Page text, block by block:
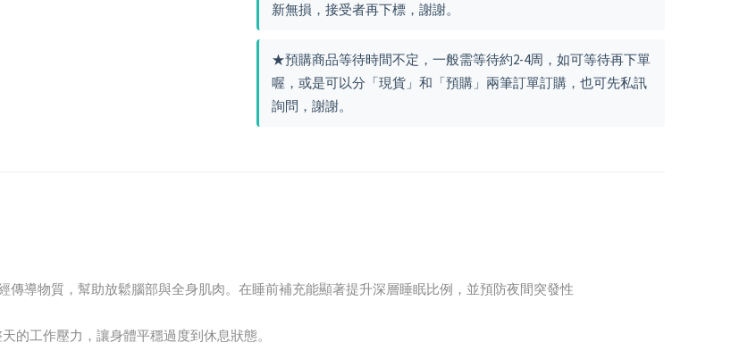
新無損，接受者再下標，謝謝。
★預購商品等待時間不定，一般需等待約2-4周，如可等待再下單
喔，或是可以分「現貨」和「預購」兩筆訂單訂購，也可先私訊
詢問，謝謝。
經傳導物質，幫助放鬆腦部與全身肌肉。在睡前補充能顯著提升深層睡眠比例，並預防夜間突發性
的工作壓力，讓身體平穩過度到休息狀態。